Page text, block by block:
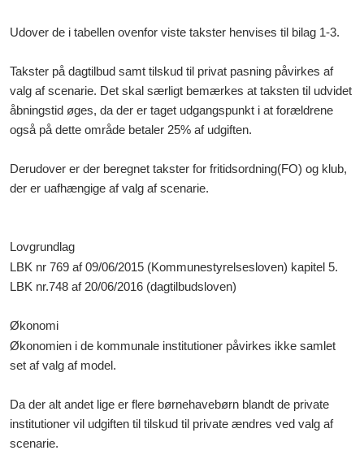
Udover de i tabellen ovenfor viste takster henvises til bilag 1-3.
Takster på dagtilbud samt tilskud til privat pasning påvirkes af
valg af scenarie. Det skal særligt bemærkes at taksten til udvidet
åbningstid øges, da der er taget udgangspunkt i at forældrene
også på dette område betaler 25% af udgiften.
Derudover er der beregnet takster for fritidsordning(FO) og klub,
der er uafhængige af valg af scenarie.
Lovgrundlag
LBK nr 769 af 09/06/2015 (Kommunestyrelsesloven) kapitel 5.
LBK nr.748 af 20/06/2016 (dagtilbudsloven)
Økonomi
Økonomien i de kommunale institutioner påvirkes ikke samlet
set af valg af model.
Da der alt andet lige er flere børnehavebørn blandt de private
institutioner vil udgiften til tilskud til private ændres ved valg af
scenarie.